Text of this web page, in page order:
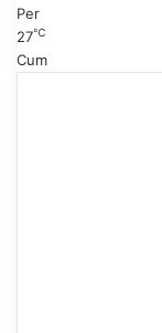
Per
27℃
Cum